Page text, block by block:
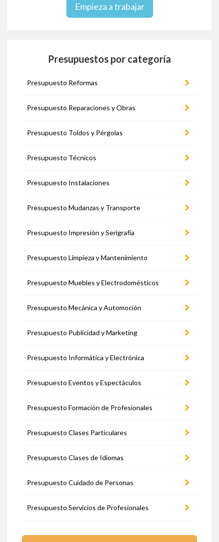
Empieza a trabajar
Presupuestos por categoría
Presupuesto Reformas
Presupuesto Reparaciones y Obras
Presupuesto Toldos y Pérgolas
Presupuesto Técnicos
Presupuesto Instalaciones
Presupuesto Mudanzas y Transporte
Presupuesto Impresión y Serigrafía
Presupuesto Limpieza y Mantenimiento
Presupuesto Muebles y Electrodomésticos
Presupuesto Mecánica y Automoción
Presupuesto Publicidad y Marketing
Presupuesto Informática y Electrónica
Presupuesto Eventos y Espectáculos
Presupuesto Formación de Profesionales
Presupuesto Clases Particulares
Presupuesto Clases de Idiomas
Presupuesto Cuidado de Personas
Presupuesto Servicios de Profesionales